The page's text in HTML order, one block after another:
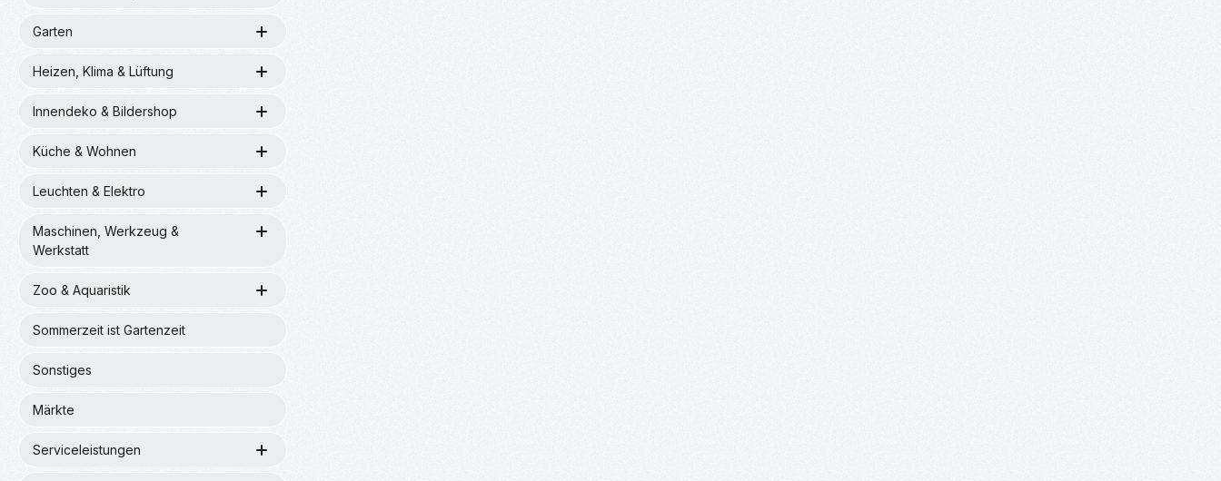
Garten
Heizen, Klima & Lüftung
Innendeko & Bildershop
Küche & Wohnen
Leuchten & Elektro
Maschinen, Werkzeug &
Werkstatt
Zoo & Aquaristik
Sommerzeit ist Gartenzeit
Sonstiges
Märkte
Serviceleistungen